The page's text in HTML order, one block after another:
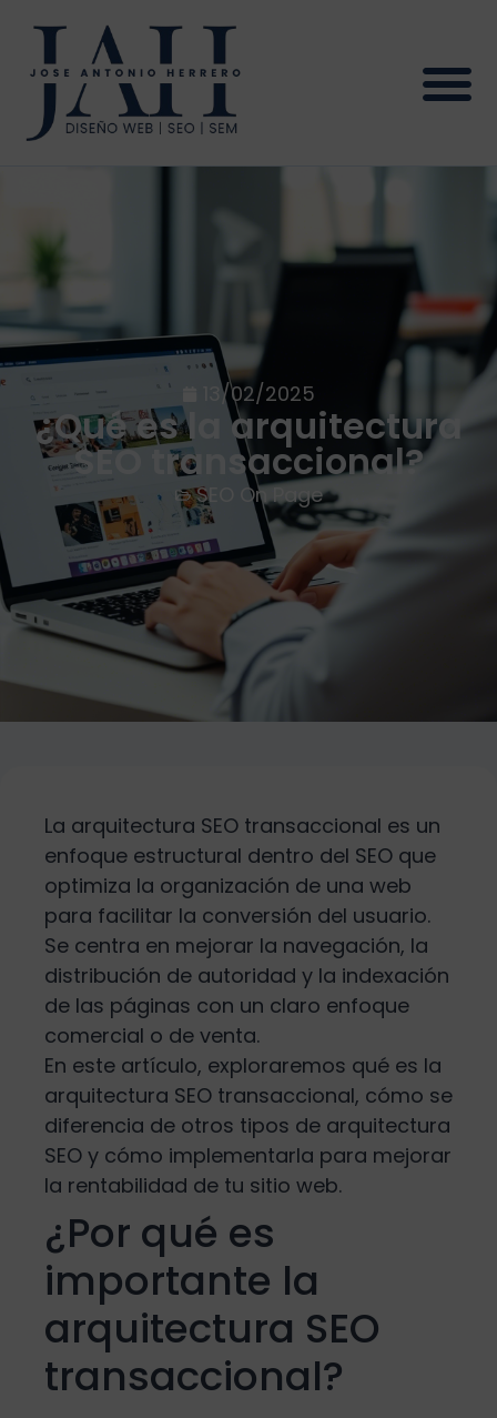
13/02/2025
¿Qué es la arquitectura
SEO transaccional?
SEO On Page
La arquitectura SEO transaccional es un
enfoque estructural dentro del SEO que
optimiza la organización de una web
para facilitar la conversión del usuario.
Se centra en mejorar la navegación, la
distribución de autoridad y la indexación
de las páginas con un claro enfoque
comercial o de venta.
En este artículo, exploraremos qué es la
arquitectura SEO transaccional, cómo se
diferencia de otros tipos de arquitectura
SEO y cómo implementarla para mejorar
la rentabilidad de tu sitio web.
¿Por qué es
importante la
arquitectura SEO
transaccional?